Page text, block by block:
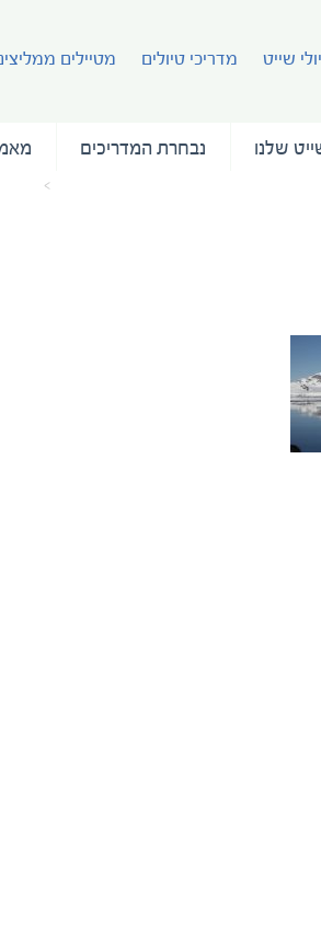
שייט מדריכי טיולים מטיילים
שלנו נבחרת המדריכים